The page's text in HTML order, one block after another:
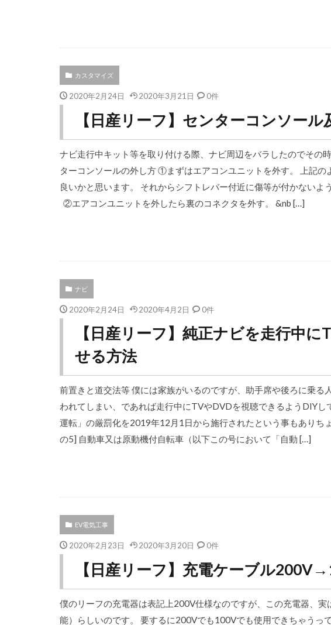
カスタマイズ
2020年2月24日 2020年3月21日 0件
【日産リーフ】センターコンソー
ナビ走行中キット等を取り付ける際、ナビ周辺をバラしたのでその
ターコンソールの外し方 ①まずはエアコンユニットを外す。 上記
良いかと思います。 それからシフトレバー付近に傷等が付かないよ
②エアコンユニットを外したら裏のコネクタを外す。 &nb […]
ナビ
2020年2月24日 2020年4月2日 0件
【日産リーフ】純正ナビを走行中
せる方法
前置きと道交法等 僕には家族がいるのですが、助手席や後ろに乗
われてしまい、であれば走行中にTVやDVDを視聴できるようDIYし
運転」の厳罰化を2019年12月1日から施行されたという事もありち
の5] 自動車又は原動機付自転車（以下この号において「自動 […]
EV電気工事
2020年2月23日 2020年3月20日 0件
【日産リーフ】充電ケーブル
僕のリーフの充電器は表記上200V仕様なのですが、この充電器、
能）らしいのです。 要するに200Vでも100Vでも使用できちゃうっ